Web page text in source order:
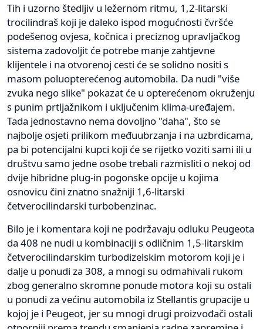
Tih i uzorno štedljiv u ležernom ritmu, 1,2-litarski
trocilindraš koji je daleko ispod mogućnosti čvršće
podešenog ovjesa, kočnica i preciznog upravljačkog
sistema zadovoljit će potrebe manje zahtjevne
klijentele i na otvorenoj cesti će se solidno nositi s
masom poluopterećenog automobila. Da nudi "više
zvuka nego slike" pokazat će u opterećenom okruženju
s punim prtljažnikom i uključenim klima-uređajem.
Tada jednostavno nema dovoljno "daha", što se
najbolje osjeti prilikom međuubrzanja i na uzbrdicama,
pa bi potencijalni kupci koji će se rijetko voziti sami ili u
društvu samo jedne osobe trebali razmisliti o nekoj od
dvije hibridne plug-in pogonske opcije u kojima
osnovicu čini znatno snažniji 1,6-litarski
četverocilindarski turbobenzinac.
Bilo je i komentara koji ne podržavaju odluku Peugeota
da 408 ne nudi u kombinaciji s odličnim 1,5-litarskim
četverocilindarskim turbodizelskim motorom koji je i
dalje u ponudi za 308, a mnogi su odmahivali rukom
zbog generalno skromne ponude motora koji su ostali
u ponudi za većinu automobila iz Stellantis grupacije u
kojoj je i Peugeot, jer su mnogi drugi proizvođači ostali